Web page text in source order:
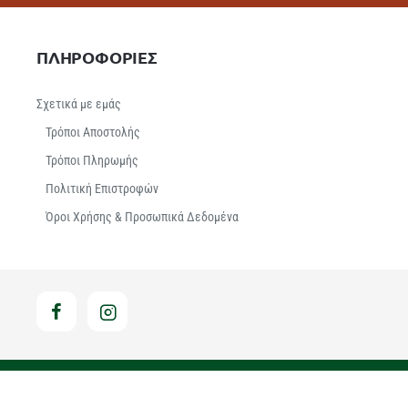
ΠΛΗΡΟΦΟΡΙΕΣ
Σχετικά με εμάς
Τρόποι Αποστολής
Τρόποι Πληρωμής
Πολιτική Επιστροφών
Όροι Χρήσης & Προσωπικά Δεδομένα